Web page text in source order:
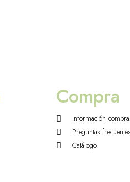
Compra
Información compra
Preguntas frecuentes
Catálogo